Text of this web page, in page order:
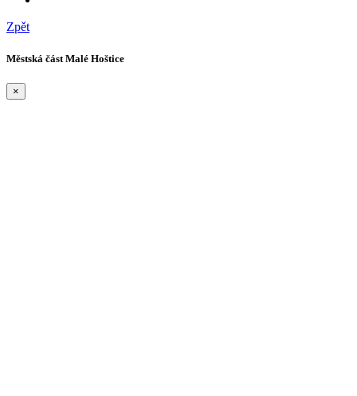
Zpět
Městská část Malé Hoštice
×